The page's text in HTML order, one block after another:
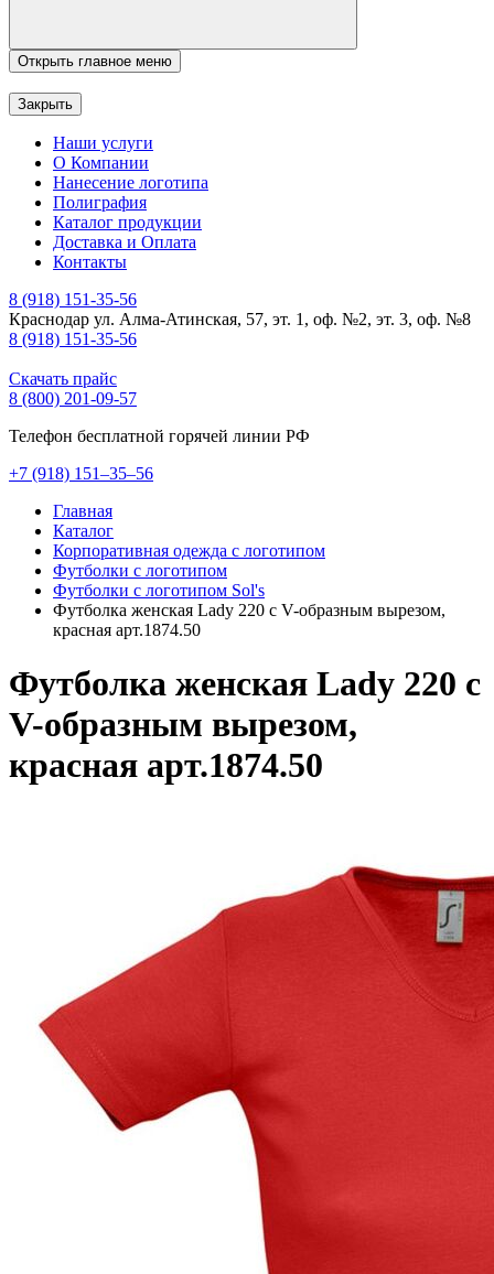
Открыть главное меню
Закрыть
Наши услуги
О Компании
Нанесение логотипа
Полиграфия
Каталог продукции
Доставка и Оплата
Контакты
8 (918) 151-35-56
Краснодар ул. Алма-Атинская, 57, эт. 1, оф. №2, эт. 3, оф. №8
8 (918) 151-35-56
Скачать прайс
8 (800) 201-09-57
Телефон бесплатной горячей линии РФ
+7 (918) 151–35–56
Главная
Каталог
Корпоративная одежда с логотипом
Футболки с логотипом
Футболки с логотипом Sol's
Футболка женская Lady 220 с V-образным вырезом,
красная арт.1874.50
Футболка женская Lady 220 с
V-образным вырезом,
красная арт.1874.50